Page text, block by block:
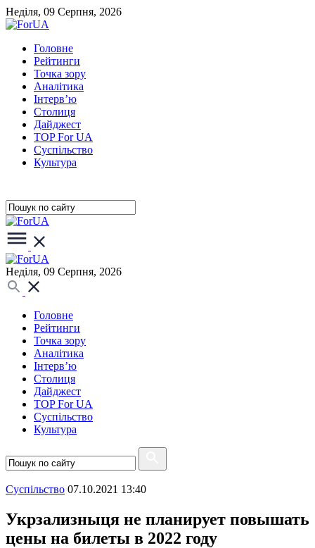
Неділя, 09 Серпня, 2026
Головне
Рейтинги
Точка зору
Аналітика
Інтерв’ю
Столиця
Дайджест
TOP For UA
Суспiльство
Культура
Неділя, 09 Серпня, 2026
Головне
Рейтинги
Точка зору
Аналітика
Інтерв’ю
Столиця
Дайджест
TOP For UA
Суспiльство
Культура
Суспiльство 07.10.2021 13:40
Укрзализныця не планирует повышать
цены на билеты в 2022 году